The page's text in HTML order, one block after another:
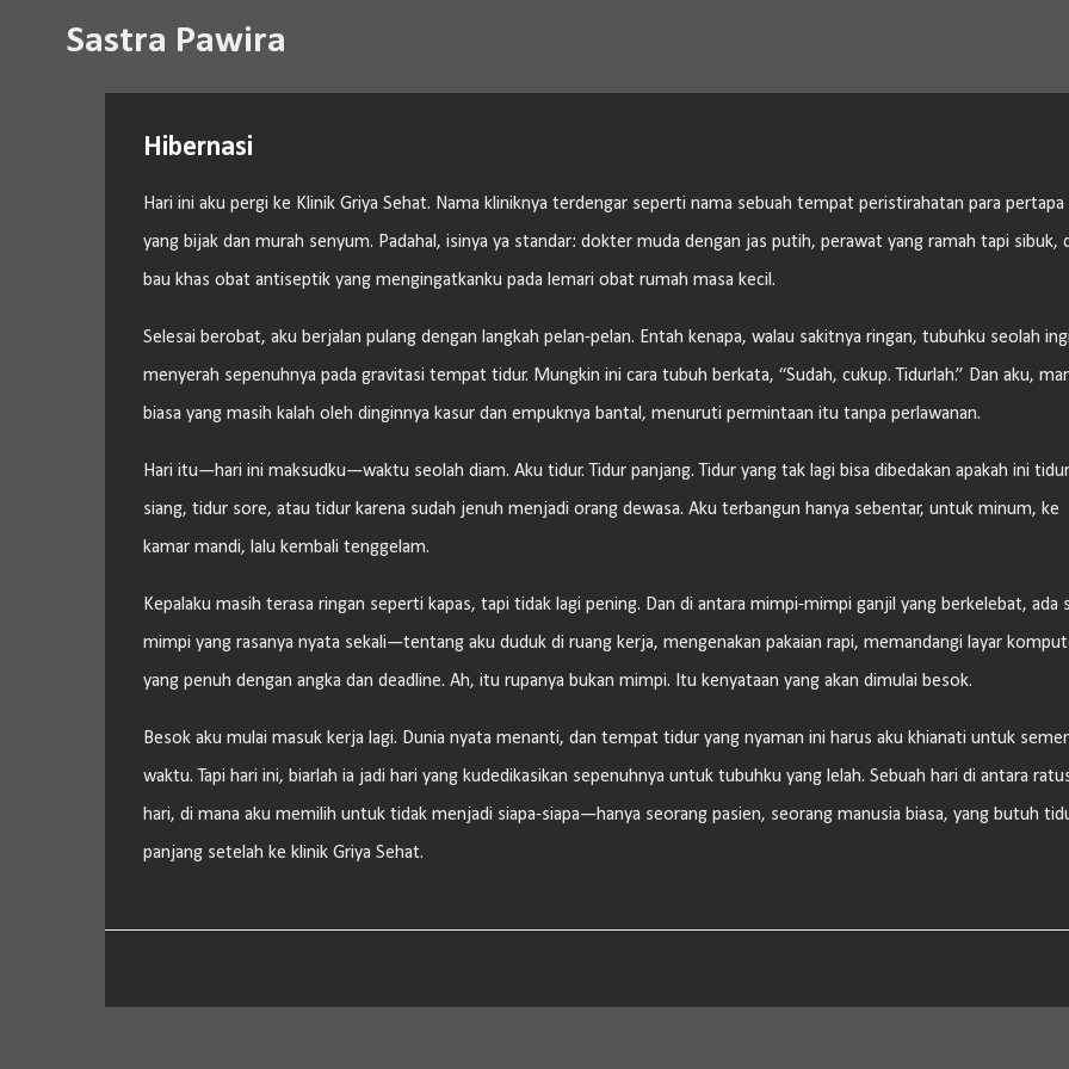
Sastra Pawira
Hibernasi
Hari ini aku pergi ke Klinik Griya Sehat. Nama kliniknya terdengar seperti nama sebuah tempat peristirahatan para pertapa
yang bijak dan murah senyum. Padahal, isinya ya standar: dokter muda dengan jas putih, perawat yang ramah tapi sibuk,
bau khas obat antiseptik yang mengingatkanku pada lemari obat rumah masa kecil.
Selesai berobat, aku berjalan pulang dengan langkah pelan-pelan. Entah kenapa, walau sakitnya ringan, tubuhku seolah
menyerah sepenuhnya pada gravitasi tempat tidur. Mungkin ini cara tubuh berkata, “Sudah, cukup. Tidurlah.” Dan aku,
biasa yang masih kalah oleh dinginnya kasur dan empuknya bantal, menuruti permintaan itu tanpa perlawanan.
Hari itu—hari ini maksudku—waktu seolah diam. Aku tidur. Tidur panjang. Tidur yang tak lagi bisa dibedakan apakah ini tidur
siang, tidur sore, atau tidur karena sudah jenuh menjadi orang dewasa. Aku terbangun hanya sebentar, untuk minum, ke
kamar mandi, lalu kembali tenggelam.
Kepalaku masih terasa ringan seperti kapas, tapi tidak lagi pening. Dan di antara mimpi-mimpi ganjil yang berkelebat, ada
mimpi yang rasanya nyata sekali—tentang aku duduk di ruang kerja, mengenakan pakaian rapi, memandangi layar
yang penuh dengan angka dan deadline. Ah, itu rupanya bukan mimpi. Itu kenyataan yang akan dimulai besok.
Besok aku mulai masuk kerja lagi. Dunia nyata menanti, dan tempat tidur yang nyaman ini harus aku khianati untuk
waktu. Tapi hari ini, biarlah ia jadi hari yang kudedikasikan sepenuhnya untuk tubuhku yang lelah. Sebuah hari di antara
hari, di mana aku memilih untuk tidak menjadi siapa-siapa—hanya seorang pasien, seorang manusia biasa, yang butuh
panjang setelah ke klinik Griya Sehat.